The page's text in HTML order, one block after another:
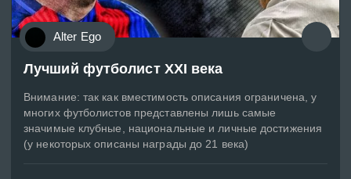
Alter Ego
Лучший футболист XXI века
Внимание: так как вместимость описания ограничена, у
многих футболистов представлены лишь самые
значимые клубные, национальные и личные достижения
(у некоторых описаны награды до 21 века)